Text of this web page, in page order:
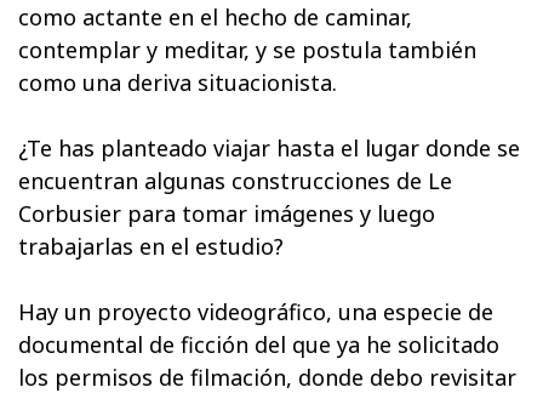
como actante en el hecho de caminar,
contemplar y meditar, y se postula también
como una deriva situacionista.
¿Te has planteado viajar hasta el lugar donde se
encuentran algunas construcciones de Le
Corbusier para tomar imágenes y luego
trabajarlas en el estudio?
Hay un proyecto videográfico, una especie de
documental de ficción del que ya he solicitado
los permisos de filmación, donde debo revisitar